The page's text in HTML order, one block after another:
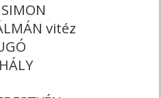
vitéz